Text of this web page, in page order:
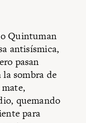
Quintuman
antisísmica,
pasan
sombra de
quemando
para